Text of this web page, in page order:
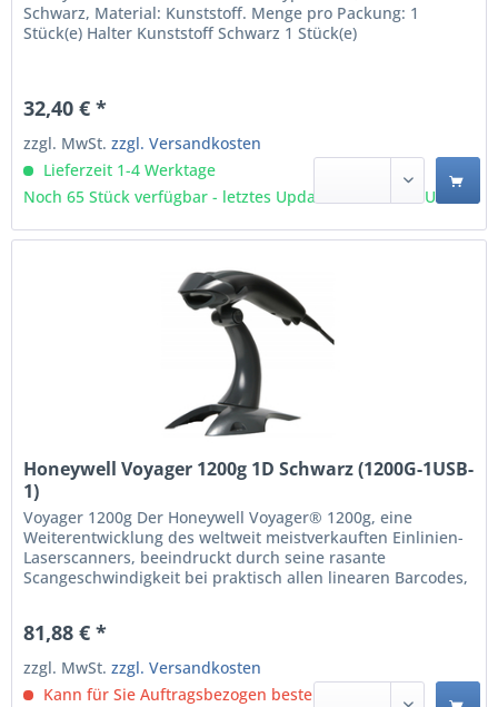
Schwarz, Material: Kunststoff. Menge pro Packung: 1
Stück(e) Halter Kunststoff Schwarz 1 Stück(e)
32,40 € *
zzgl. MwSt.zzgl. Versandkosten
Lieferzeit 1-4 Werktage
Noch 65 Stück verfügbar - letztes Update 06.08 - 3:03 Uhr
Honeywell Voyager 1200g 1D Schwarz (1200G-1USB-
1)
Voyager 1200g Der Honeywell Voyager® 1200g, eine
Weiterentwicklung des weltweit meistverkauften Einlinien-
Laserscanners, beeindruckt durch seine rasante
Scangeschwindigkeit bei praktisch allen linearen Barcodes,
Standfußerkennung und -konfiguration ermöglichen ein...
81,88 € *
zzgl. MwSt.zzgl. Versandkosten
Kann für Sie Auftragsbezogen bestellt werden.